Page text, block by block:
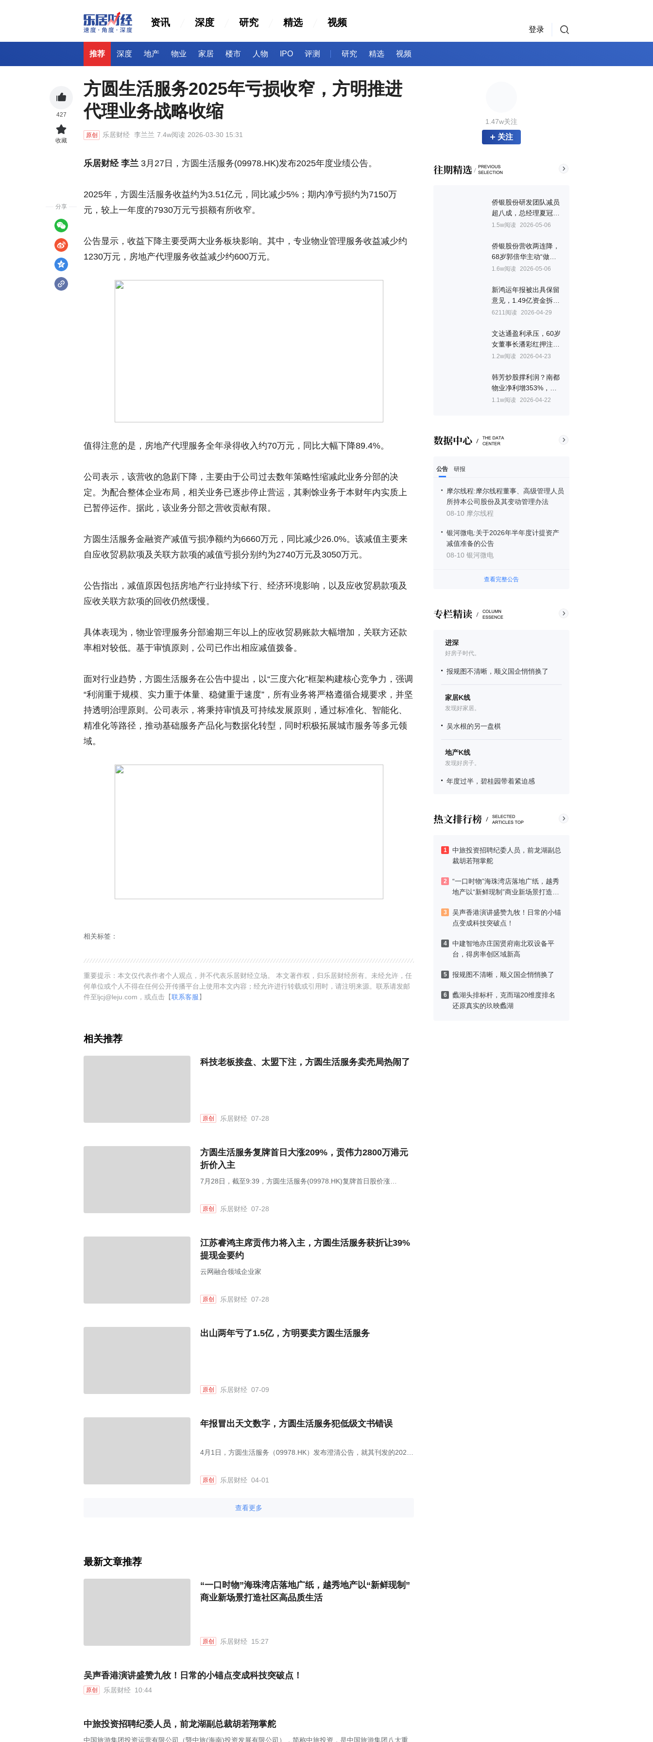
资讯 深度 研究 精选 视频
登录
推荐 深度 地产 物业 家居 楼市 人物 IPO 评测 研究 精选 视频
1.47w关注
关注
侨银股份研发团队减员
超八成，总经理夏冠明
薪酬94万居高管之首
1.5w阅读 2026-05-06
侨银股份营收两连降，
68岁郭倍华主动“做减
法”
1.6w阅读 2026-05-06
新鸿运年报被出具保留
意见，1.49亿资金拆借
未提减值
6211阅读 2026-04-29
文达通盈利承压，60岁
女董事长潘彩红押注具
身智能
1.2w阅读 2026-04-23
韩芳炒股撑利润？南都
物业净利增353%，经
营现金流缩水四成
1.1w阅读 2026-04-22
公告 研报
摩尔线程:摩尔线程董事、高级管理人员
所持本公司股份及其变动管理办法
08-10 摩尔线程
银河微电:关于2026年半年度计提资产
减值准备的公告
08-10 银河微电
查看完整公告
进深
好房子时代。
报规图不清晰，顺义国企悄悄换了
家居K线
发现好家居。
吴水根的另一盘棋
地产K线
发现好房子。
年度过半，碧桂园带着紧迫感
1
中旅投资招聘纪委人员，前龙湖副总
裁胡若翔掌舵
2
“一口时物”海珠湾店落地广纸，越秀
地产以“新鲜现制”商业新场景打造社
3
吴声香港演讲盛赞九牧！日常的小锚
点变成科技突破点！
4
中建智地亦庄国贤府南北双设备平
台，得房率创区域新高
5 报规图不清晰，顺义国企悄悄换了
6
蠡湖头排标杆，克而瑞20维度排名
还原真实的玖映蠡湖
方圆生活服务2025年亏损收窄，方明推进
代理业务战略收缩
原创 乐居财经 李兰兰 7.4w阅读 2026-03-30 15:31
乐居财经 李兰 3月27日，方圆生活服务(09978.HK)发布2025年度业绩公告。
2025年，方圆生活服务收益约为3.51亿元，同比减少5%；期内净亏损约为7150万
元，较上一年度的7930万元亏损额有所收窄。
公告显示，收益下降主要受两大业务板块影响。其中，专业物业管理服务收益减少约
1230万元，房地产代理服务收益减少约600万元。
值得注意的是，房地产代理服务全年录得收入约70万元，同比大幅下降89.4%。
公司表示，该营收的急剧下降，主要由于公司过去数年策略性缩减此业务分部的决
定。为配合整体企业布局，相关业务已逐步停止营运，其剩馀业务于本财年内实质上
已暂停运作。据此，该业务分部之营收贡献有限。
方圆生活服务金融资产减值亏损净额约为6660万元，同比减少26.0%。该减值主要来
自应收贸易款项及关联方款项的减值亏损分别约为2740万元及3050万元。
公告指出，减值原因包括房地产行业持续下行、经济环境影响，以及应收贸易款项及
应收关联方款项的回收仍然缓慢。
具体表现为，物业管理服务分部逾期三年以上的应收贸易账款大幅增加，关联方还款
率相对较低。基于审慎原则，公司已作出相应减值拨备。
面对行业趋势，方圆生活服务在公告中提出，以“三度六化”框架构建核心竞争力，强调
“利润重于规模、实力重于体量、稳健重于速度”，所有业务将严格遵循合规要求，并坚
持透明治理原则。公司表示，将秉持审慎及可持续发展原则，通过标准化、智能化、
精准化等路径，推动基础服务产品化与数据化转型，同时积极拓展城市服务等多元领
域。
相关标签：
重要提示：本文仅代表作者个人观点，并不代表乐居财经立场。 本文著作权，归乐居财经所有。未经允许，任
何单位或个人不得在任何公开传播平台上使用本文内容；经允许进行转载或引用时，请注明来源。联系请发邮
件至ljcj@leju.com，或点击【联系客服】
相关推荐
科技老板接盘、太盟下注，方圆生活服务卖壳局热闹了
原创 乐居财经 07-28
方圆生活服务复牌首日大涨209%，贡伟力2800万港元
折价入主
7月28日，截至9:39，方圆生活服务(09978.HK)复牌首日股价涨
原创 乐居财经 07-28
江苏睿鸿主席贡伟力将入主，方圆生活服务获折让39%
提现金要约
云网融合领域企业家
原创 乐居财经 07-28
出山两年亏了1.5亿，方明要卖方圆生活服务
原创 乐居财经 07-09
年报冒出天文数字，方圆生活服务犯低级文书错误
4月1日，方圆生活服务（09978.HK）发布澄清公告，就其刊发的2025
原创 乐居财经 04-01
查看更多
最新文章推荐
“一口时物”海珠湾店落地广纸，越秀地产以“新鲜现制”
商业新场景打造社区高品质生活
原创 乐居财经 15:27
吴声香港演讲盛赞九牧！日常的小锚点变成科技突破点！
原创 乐居财经 10:44
中旅投资招聘纪委人员，前龙湖副总裁胡若翔掌舵
中国旅游集团投资运营有限公司（暨中旅(海南)投资发展有限公司），简称中旅投资，是中国旅游集团八大重
427
收藏
分享